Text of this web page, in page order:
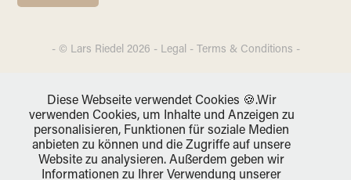
- © Lars Riedel 2026 - Legal - Terms & Conditions -
Diese Webseite verwendet Cookies 🍪.Wir
verwenden Cookies, um Inhalte und Anzeigen zu
personalisieren, Funktionen für soziale Medien
anbieten zu können und die Zugriffe auf unsere
Website zu analysieren. Außerdem geben wir
Informationen zu Ihrer Verwendung unserer